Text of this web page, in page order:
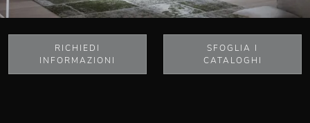
RICHIEDI
INFORMAZIONI
SFOGLIA I
CATALOGHI